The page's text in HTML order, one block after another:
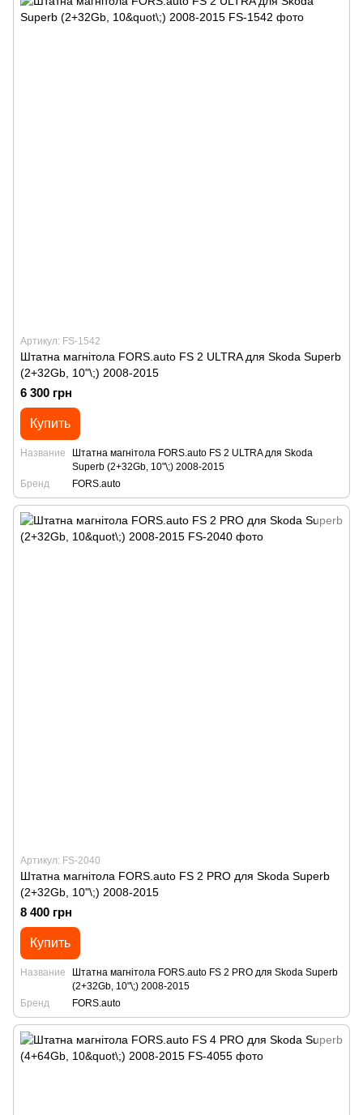
Артикул: FS-1542
Штатна магнітола FORS.auto FS 2 ULTRA для Skoda Superb
(2+32Gb, 10"\;) 2008-2015
6 300 грн
Купить
Название
Штатна магнітола FORS.auto FS 2 ULTRA для Skoda
Superb (2+32Gb, 10"\;) 2008-2015
Бренд
FORS.auto
Артикул: FS-2040
Штатна магнітола FORS.auto FS 2 PRO для Skoda Superb
(2+32Gb, 10"\;) 2008-2015
8 400 грн
Купить
Название
Штатна магнітола FORS.auto FS 2 PRO для Skoda Superb
(2+32Gb, 10"\;) 2008-2015
Бренд
FORS.auto